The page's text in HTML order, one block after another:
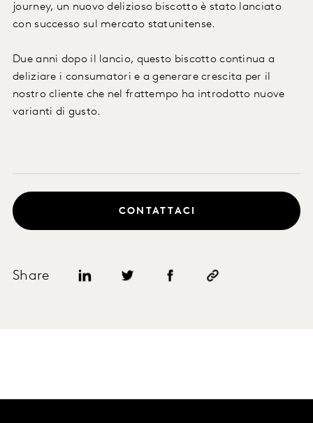
journey, un nuovo delizioso biscotto è stato lanciato
con successo sul mercato statunitense.
Due anni dopo il lancio, questo biscotto continua a
deliziare i consumatori e a generare crescita per il
nostro cliente che nel frattempo ha introdotto nuove
varianti di gusto.
Share
CONTATTACI